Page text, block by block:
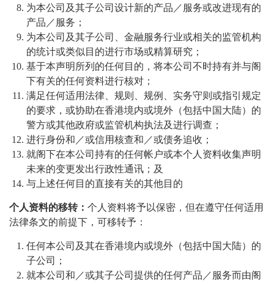
为本公司及其子公司设计新的产品／服务或改进现有的
产品／服务；
为本公司及其子公司、金融服务行业或相关的监管机构
的统计或类似目的进行市场或精算研究；
基于本声明所列的任何目的，将本公司不时持有并与阁
下有关的任何资料进行核对；
满足任何适用法律、规则、规例、实务守则或指引规定
的要求，或协助在香港境内或境外（包括中国大陆）的
警方或其他政府或监管机构执法及进行调查；
进行身份和／或信用核查和／或债务追收；
就阁下在本公司持有的任何帐户或本个人资料收集声明
未来的变更发出行政性通讯；及
与上述任何目的直接有关的其他目的
个人资料的移转： 个人资料将予以保密，但在遵守任何适用
法律条文的前提下，可移转予：
任何本公司及其在香港境内或境外（包括中国大陆）的
子公司；
就本公司和／或其子公司提供的任何产品／服务而由阁